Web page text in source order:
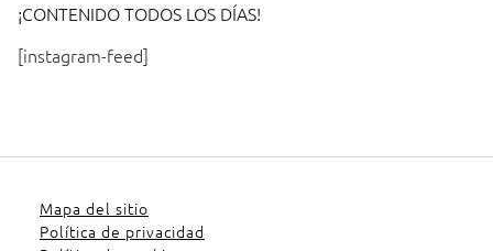
¡CONTENIDO TODOS LOS DÍAS!
[instagram-feed]
Mapa del sitio
Política de privacidad